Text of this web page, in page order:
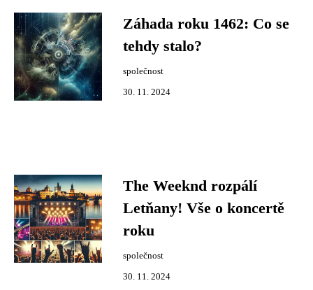
Záhada roku 1462: Co se
tehdy stalo?
společnost
30. 11. 2024
The Weeknd rozpálí
Letňany! Vše o koncertě
roku
společnost
30. 11. 2024